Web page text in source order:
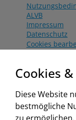
ALVB
Impressum
Datenschutz
Cookies
Zentrale
Cookies
Diese Website
bestmögliche